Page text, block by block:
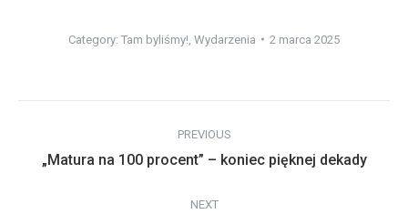
Category: Tam byliśmy! Wydarzenia 2 marca 2025
navigation
PREVIOUS
Previous
„Matura na 100 procent” – koniec pięknej dekady
NEXT